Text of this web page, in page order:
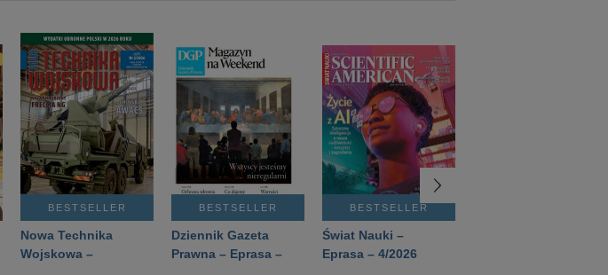
BESTSELLER
Nowa Technika
Wojskowa –
BESTSELLER
Dziennik Gazeta
Prawna – Eprasa –
BESTSELLER
Świat Nauki –
Eprasa – 4/2026